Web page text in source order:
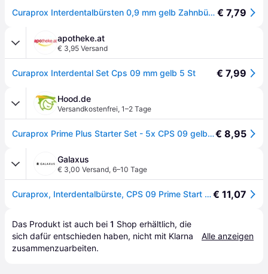
Curaprox Interdentalbürsten 0,9 mm gelb Zahnbürste 1 P € 7,79
apotheke.at
€ 3,95 Versand
Curaprox Interdental Set Cps 09 mm gelb 5 St € 7,99
Hood.de
Versandkostenfrei, 1–2 Tage
Curaprox Prime Plus Starter Set - 5x CPS 09 gelb Interdentalbürsten 2 Halter€ 8,95
Galaxus
€ 3,00 Versand, 6–10 Tage
Curaprox, Interdentalbürste, CPS 09 Prime Start (4mm)€ 11,07
Das Produkt ist auch bei 1 Shop erhältlich, die
sich dafür entschieden haben, nicht mit Klarna
zusammenzuarbeiten.
Alle anzeigen